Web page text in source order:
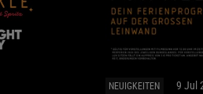
NEUIGKEITEN 9 Jul